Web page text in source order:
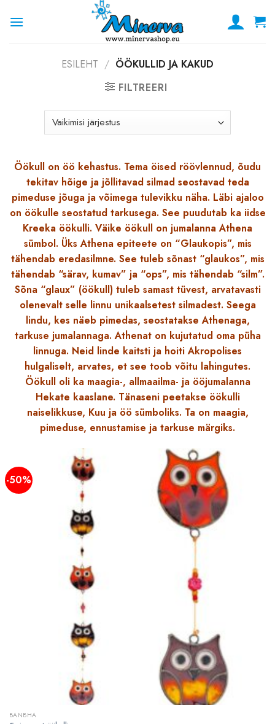
ESILEHT / ÖÖKULLID JA KAKUD
FILTREERI
Öökull on öö kehastus. Tema öised röövlennud, õudu
tekitav hõige ja jõllitavad silmad seostavad teda
pimeduse jõuga ja võimega tulevikku näha. Läbi ajaloo
on öökulle seostatud tarkusega. See puudutab ka iidse
Kreeka öökulli. Väike öökull on jumalanna Athena
sümbol. Üks Athena epiteete on “Glaukopis”, mis
tähendab eredasilmne. See tuleb sõnast “glaukos”, mis
tähendab “särav, kumav” ja “ops”, mis tähendab “silm”.
Sõna “glaux” (öökull) tuleb samast tüvest, arvatavasti
olenevalt selle linnu unikaalsetest silmadest. Seega
lindu, kes näeb pimedas, seostatakse Athenaga,
tarkuse jumalannaga. Athenat on kujutatud oma püha
linnuga. Neid linde kaitsti ja hoiti Akropolises
hulgaliselt, arvates, et see toob võitu lahingutes.
Öökull oli ka maagia-, allmaailma- ja ööjumalanna
Hekate kaaslane. Tänaseni peetakse öökulli
naiselikkuse, Kuu ja öö sümboliks. Ta on maagia,
pimeduse, ennustamise ja tarkuse märgiks.
-50%
BANBHA